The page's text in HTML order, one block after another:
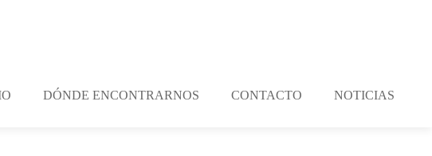
DÓNDE ENCONTRARNOS CONTACTO NOTICIAS